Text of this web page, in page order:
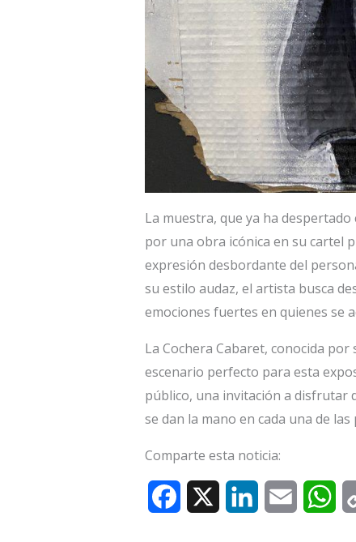
La muestra, que ya ha
por una obra icónica en su cartel
expresión desbordante del
su estilo audaz, el artista busca
emociones fuertes en quienes se
La Cochera Cabaret, conocida
escenario perfecto para esta
público, una invitación a disfrutar
se dan la mano en cada una de las
Comparte esta noticia:
W